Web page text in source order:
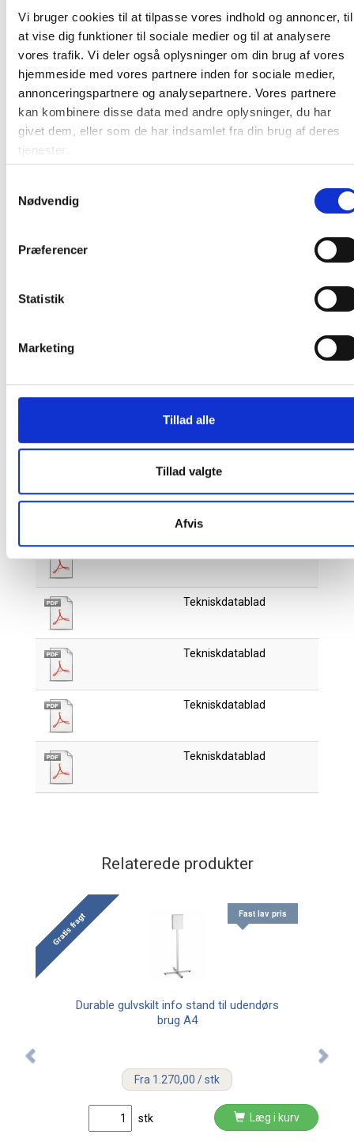
Vi bruger cookies til at tilpasse vores indhold og annoncer, til
at vise dig funktioner til sociale medier og til at analysere
vores trafik. Vi deler også oplysninger om din brug af vores
hjemmeside med vores partnere inden for sociale medier,
annonceringspartnere og analysepartnere. Vores partnere
kan kombinere disse data med andre oplysninger, du har
givet dem, eller som de har indsamlet fra din brug af deres
tjenester.
Nødvendig
Præferencer
Statistik
Marketing
Tillad alle
Tillad valgte
Afvis
Udendørs skiltning
Informationsdisplay og wayfinding
Farve: Stål
Oprindelsesland: Polen
Producent: Durable
Produktdatablad
Produktdatablad
Tekniskdatablad
Tekniskdatablad
Tekniskdatablad
Tekniskdatablad
Tekniskdatablad
Tekniskdatablad
Relaterede produkter
Gratis fragt Fast lav pris
Durable gulvskilt info stand til udendørs
brug A4
Fra 1.270,00 / stk
stk Læg i kurv